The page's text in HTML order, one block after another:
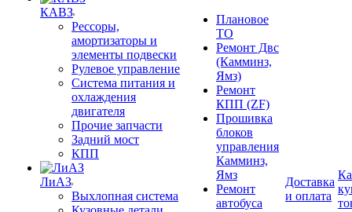
КАВЗ
Рессоры,
амортизаторы и
элементы подвески
Рулевое управление
Система питания и
охлаждения
двигателя
Прочие запчасти
Задний мост
КПП
ЛиАЗ
Выхлопная система
Плановое
ТО
Ремонт Двс
(Камминз,
Ямз)
Ремонт
КПП (ZF)
Прошивка
блоков
управления
Камминз,
Ямз
Ремонт
автобуса
Доставка
и оплата